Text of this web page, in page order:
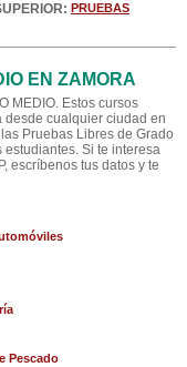
PRUEBAS
EN ZAMORA
MEDIO. Estos cursos
cualquier ciudad en
Pruebas Libres de Grado
Si te interesa
escríbenos tus datos y te
Pescado